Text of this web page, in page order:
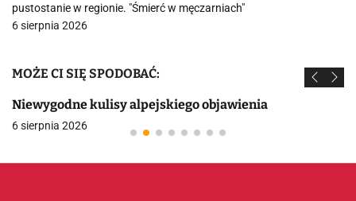
pustostanie w regionie. "Śmierć w męczarniach"
6 sierpnia 2026
MOŻE CI SIĘ SPODOBAĆ:
Niewygodne kulisy alpejskiego objawienia
6 sierpnia 2026